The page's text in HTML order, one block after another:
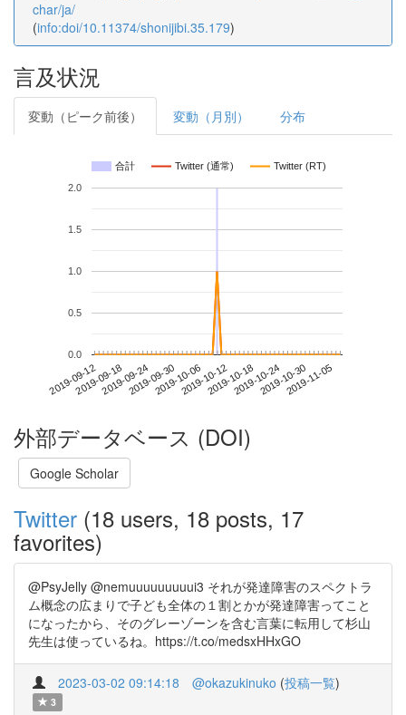
char/ja/
(info:doi/10.11374/shonijibi.35.179)
言及状況
変動（ピーク前後） 変動（月別） 分布
合計 Twitter (通常) Twitter (RT)
2019-09-122019-09-182019-09-242019-09-302019-10-062019-10-122019-10-182019-10-242019-10-302019-11-05
0.0
0.5
1.0
1.5
2.0
外部データベース (DOI)
Google Scholar
Twitter (18 users, 18 posts, 17
favorites)
@PsyJelly @nemuuuuuuuuui3 それが発達障害のスペクトラ
ム概念の広まりで子ども全体の１割とかが発達障害ってこと
になったから、そのグレーゾーンを含む言葉に転用して杉山
先生は使っているね。https://t.co/medsxHHxGO
2023-03-02 09:14:18 @okazukinuko (投稿一覧)
3